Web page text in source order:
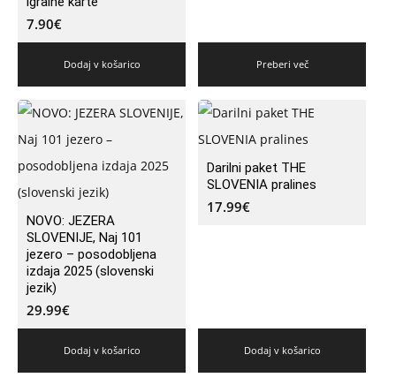
7.90€
Dodaj v košarico Preberi več
NOVO: JEZERA
SLOVENIJE, Naj 101
jezero – posodobljena
izdaja 2025 (slovenski
jezik)
29.99€
Dodaj v košarico
Darilni paket THE
SLOVENIA pralines
17.99€
Dodaj v košarico